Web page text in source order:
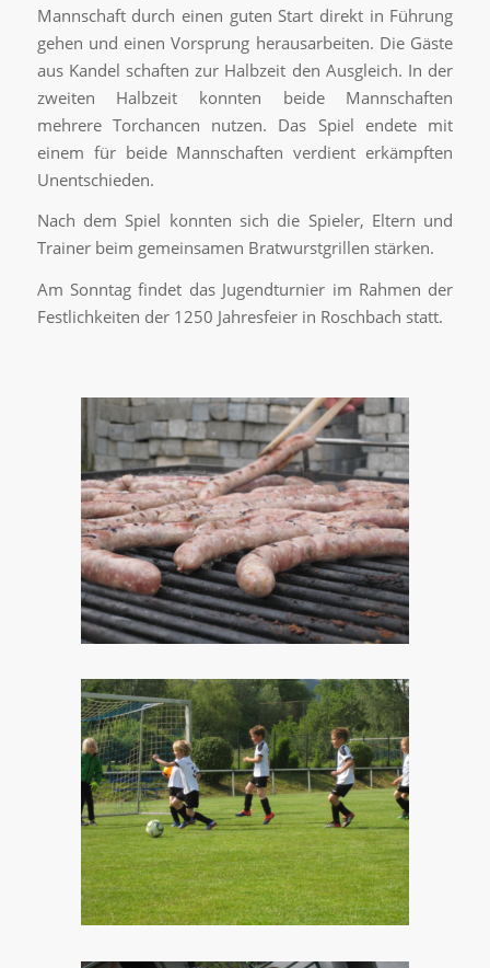
Mannschaft durch einen guten Start direkt in Führung
gehen und einen Vorsprung herausarbeiten. Die Gäste
aus Kandel schaften zur Halbzeit den Ausgleich. In der
zweiten Halbzeit konnten beide Mannschaften
mehrere Torchancen nutzen. Das Spiel endete mit
einem für beide Mannschaften verdient erkämpften
Unentschieden.
Nach dem Spiel konnten sich die Spieler, Eltern und
Trainer beim gemeinsamen Bratwurstgrillen stärken.
Am Sonntag findet das Jugendturnier im Rahmen der
Festlichkeiten der 1250 Jahresfeier in Roschbach statt.